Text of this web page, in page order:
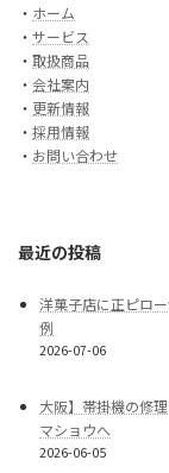
・ ホーム
・ サービス
・ 取扱商品
・ 会社案内
・ 更新情報
・ 採用情報
・ お問い合わせ
最近の投稿
洋菓子店に正ピロ
例
2026-07-06
大阪】帯掛機の修
マショウへ
2026-06-05